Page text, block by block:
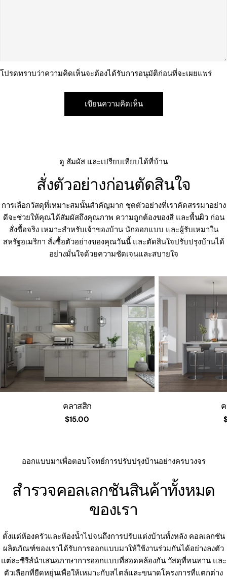
โปรดทราบว่าความคิดเห็นจะต้องได้รับการอนุมัติก่อนที่จะเผยแพร่
ดู สัมผัส และเปรียบเทียบได้ที่บ้าน
สั่งตัวอย่างก่อนตัดสินใจ
การเลือกวัสดุที่เหมาะสมนั้นสำคัญมาก ชุดตัวอย่างที่เราคัดสรรมาอย่าง
ดีจะช่วยให้คุณได้สัมผัสถึงคุณภาพ ความถูกต้องของสี และพื้นผิว ก่อน
สั่งซื้อจริง เหมาะสำหรับเจ้าของบ้าน นักออกแบบ และผู้รับเหมาใน
สหรัฐอเมริกา สั่งซื้อตัวอย่างของคุณวันนี้ และตัดสินใจปรับปรุงบ้านได้
อย่างมั่นใจด้วยความชัดเจนและสบายใจ
คลาสสิก
ราคา
$15.00
ออกแบบมาเพื่อตอบโจทย์การปรับปรุงบ้านอย่างครบวงจร
สำรวจคอลเลกชันสินค้าทั้งหมด
ของเรา
ตั้งแต่ห้องครัวและห้องน้ำไปจนถึงการปรับแต่งบ้านทั้งหลัง คอลเลกชัน
ผลิตภัณฑ์ของเราได้รับการออกแบบมาให้ใช้งานร่วมกันได้อย่างลงตัว
แต่ละซีรีส์นำเสนอภาษาการออกแบบที่สอดคล้องกัน วัสดุที่ทนทาน และ
ตัวเลือกที่ยืดหยุ่นเพื่อให้เหมาะกับสไตล์และขนาดโครงการที่แตกต่าง